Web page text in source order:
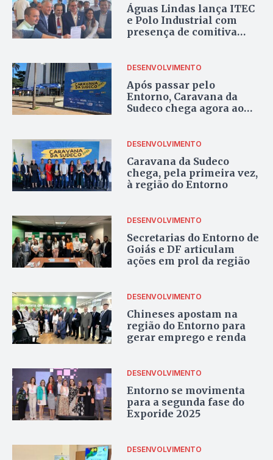
Águas Lindas lança ITEC
e Polo Industrial com
presença de comitiva
DESENVOLVIMENTO
Após passar pelo
Entorno, Caravana da
Sudeco chega agora ao
DESENVOLVIMENTO
Caravana da Sudeco
chega, pela primeira vez,
à região do Entorno
DESENVOLVIMENTO
Secretarias do Entorno de
Goiás e DF articulam
ações em prol da região
DESENVOLVIMENTO
Chineses apostam na
região do Entorno para
gerar emprego e renda
DESENVOLVIMENTO
Entorno se movimenta
para a segunda fase do
Exporide 2025
DESENVOLVIMENTO